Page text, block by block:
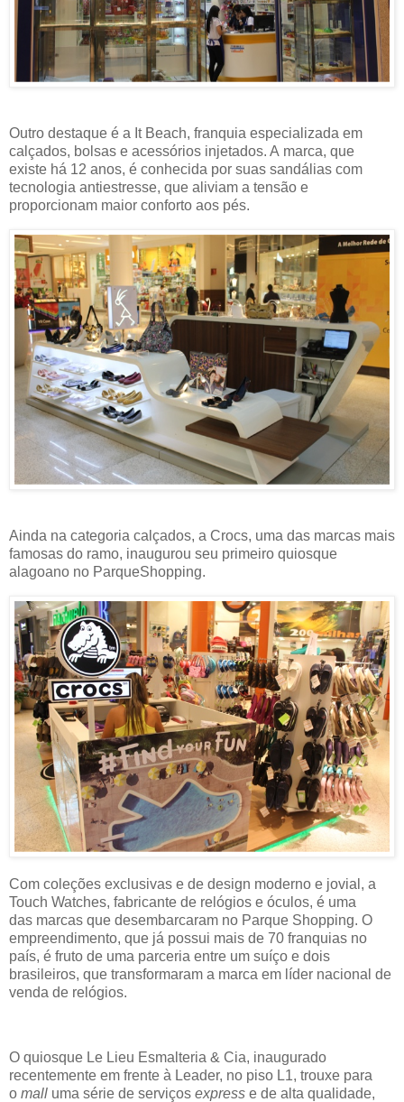
Outro destaque é a It Beach, franquia especializada em
calçados, bolsas e acessórios injetados. A marca, que
existe há 12 anos, é conhecida por suas sandálias com
tecnologia antiestresse, que aliviam a tensão e
proporcionam maior conforto aos pés.
Ainda na categoria calçados, a Crocs, uma das marcas mais
famosas do ramo, inaugurou seu primeiro quiosque
alagoano no ParqueShopping.
Com coleções exclusivas e de design moderno e jovial, a
Touch Watches, fabricante de relógios e óculos, é uma
das marcas que desembarcaram no Parque Shopping. O
empreendimento, que já possui mais de 70 franquias no
país, é fruto de uma parceria entre um suíço e dois
brasileiros, que transformaram a marca em líder nacional de
venda de relógios.
O quiosque Le Lieu Esmalteria & Cia, inaugurado
recentemente em frente à Leader, no piso L1, trouxe para
o mall uma série de serviços express e de alta qualidade,